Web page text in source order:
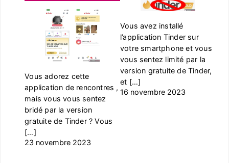
Vous adorez cette
application de rencontres ,
mais vous vous sentez
bridé par la version
gratuite de Tinder ? Vous
[…]
23 novembre 2023
Vous avez installé
l’application Tinder sur
votre smartphone et vous
vous sentez limité par la
version gratuite de Tinder,
et […]
16 novembre 2023